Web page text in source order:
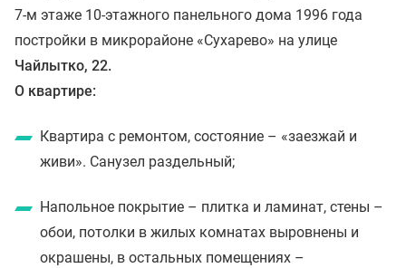
7-м этаже 10-этажного панельного дома 1996 года
постройки в микрорайоне «Сухарево» на улице
Чайлытко, 22.
О квартире:
Квартира с ремонтом, состояние – «заезжай и
живи». Санузел раздельный;
Напольное покрытие – плитка и ламинат, стены –
обои, потолки в жилых комнатах выровнены и
окрашены, в остальных помещениях –